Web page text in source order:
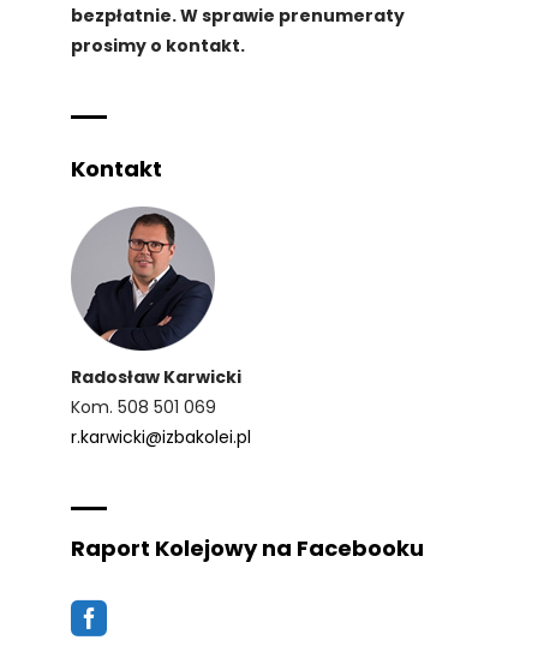
bezpłatnie. W sprawie prenumeraty
prosimy o kontakt.
Kontakt
Radosław Karwicki
Kom. 508 501 069
r.karwicki@izbakolei.pl
Raport Kolejowy na Facebooku